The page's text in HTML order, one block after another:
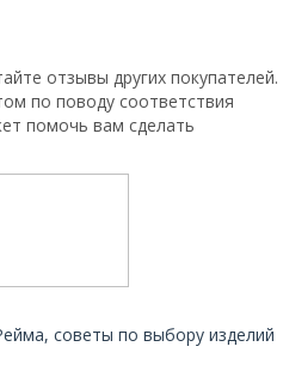
отзывы других покупателей.
по поводу соответствия
помочь вам сделать
советы по выбору изделий